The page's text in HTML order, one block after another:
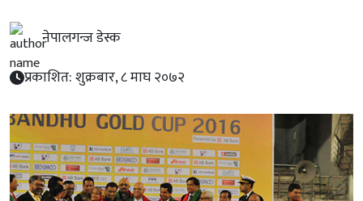
नेपालगन्ज डेस्क
प्रकाशित: शुक्रबार, ८ माघ २०७२